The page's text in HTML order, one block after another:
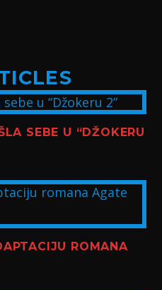
SEBE U “DŽOKERU
ROMANA